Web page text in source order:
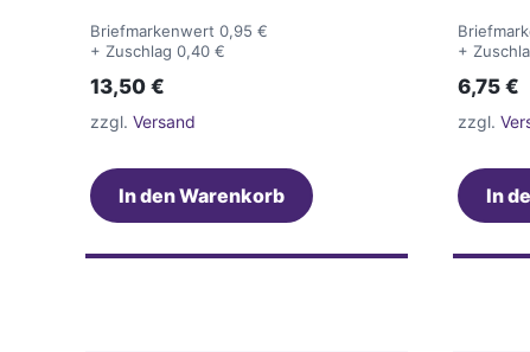
Briefmarkenwert 0,95 €
+ Zuschlag 0,40 €
13,50 €
zzgl. Versand
In den Warenkorb
+
6,75 €
zzgl.
In